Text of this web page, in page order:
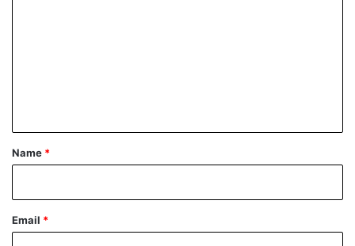
*
Name *
Email *